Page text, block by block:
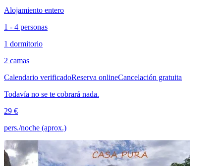
Alojamiento entero
1 - 4 personas
1 dormitorio
2 camas
Calendario verificadoReserva onlineCancelación gratuita
Todavía no se te cobrará nada.
29 €
pers./noche (aprox.)